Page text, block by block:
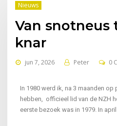
Nieuws
Van snotneus
knar
jun 7, 2026 Peter 0
In 1980 werd ik, na 3 maanden
hebben, officieel lid van de NZH
eerste bezoek was in 1979. In